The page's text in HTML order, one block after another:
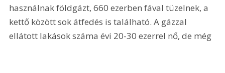
használnak földgázt, 660 ezerben fával tüzelnek, a
kettő között sok átfedés is található. A gázzal
ellátott lakások száma évi 20-30 ezerrel nő, de még